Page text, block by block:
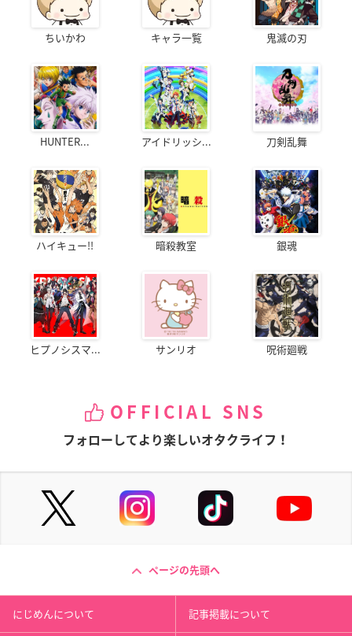
ちいかわ キャラ一覧 鬼滅の刃
HUNTER... アイドリッシ... 刀剣乱舞
ハイキュー!! 暗殺教室 銀魂
ヒプノシスマ... サンリオ 呪術廻戦
OFFICIAL SNS
フォローしてより楽しいオタクライフ！
ページの先頭へ
にじめんについて 記事掲載について